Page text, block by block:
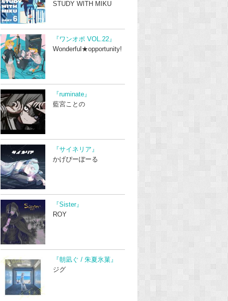
STUDY WITH MIKU
『ワンオポ VOL.22』
Wonderful★opportunity!
『ruminate』
藍宮ことの
『サイネリア』
かげぴーぼーる
『Sister』
ROY
『朝凪ぐ / 朱夏氷菓』
ジグ